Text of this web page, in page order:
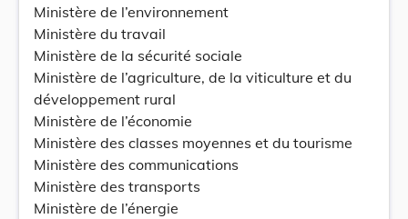
Ministère de l’environnement
Ministère du travail
Ministère de la sécurité sociale
Ministère de l’agriculture, de la viticulture et du
développement rural
Ministère de l’économie
Ministère des classes moyennes et du tourisme
Ministère des communications
Ministère des transports
Ministère de l’énergie